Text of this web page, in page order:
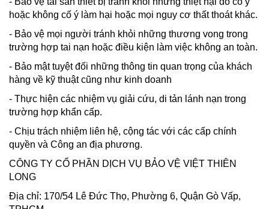
hoặc không cố ý làm hại hoặc mọi nguy cơ thất thoát khác.
- Bảo vệ mọi người tránh khỏi những thương vong trong
trường hợp tai nạn hoặc điều kiện làm việc không an toàn.
- Bảo mật tuyệt đối những thông tin quan trọng của khách
hàng về kỹ thuật cũng như kinh doanh
- Thực hiện các nhiệm vụ giải cứu, di tản lánh nạn trong
trường hợp khẩn cấp.
- Chịu trách nhiệm liên hệ, cộng tác với các cấp chính
quyền và Công an địa phương.
CÔNG TY CỔ PHẦN DỊCH VỤ BẢO VỆ VIỆT THIÊN
LONG
Địa chỉ: 170/54 Lê Đức Thọ, Phường 6, Quận Gò Vấp,